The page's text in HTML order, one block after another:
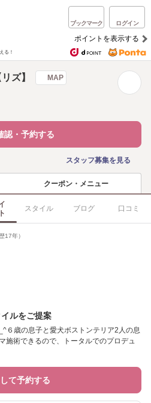
ブックマーク ログイン
ポイントを表示する
る！
ズ】 MAP
認・予約する
スタッフ募集を見る
クーポン・メニュー
スタイル ブログ 口コミ
歴17年）
ルをご提案
６歳の息子と愛犬ボストンテリア2人の息
施術できるので、トータルでのプロデュ
て予約する